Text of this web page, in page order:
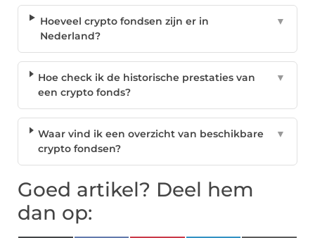
Hoeveel crypto fondsen zijn er in
Nederland?
▼
Hoe check ik de historische prestaties van
een crypto fonds?
▼
Waar vind ik een overzicht van beschikbare
crypto fondsen?
▼
Goed artikel? Deel hem
dan op: